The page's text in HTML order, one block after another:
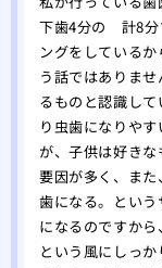
下歯4分の 計8分
ングをしている
う話ではありま
るものと認識し
り虫歯になりや
が、子供は好き
要因が多く、ま
歯になる。とい
になるのですか
という風にしっ